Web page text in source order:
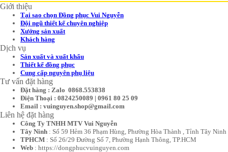
Giới thiệu
Tại sao chọn Đồng phục Vui Nguyễn
Đội ngũ thiết kế chuyên nghiệp
Xưởng sản xuất
Khách hàng
Dịch vụ
Sản xuất và xuất khẩu
Thiết kế đồng phục
Cung cấp nguyên phụ liệu
Tư vấn đặt hàng
Đặt hàng : Zalo 0868.553838
Điện Thoại : 0824250089 | 0961 80 25 09
Email : vuinguyen.shop@gmail.com
Liên hệ đặt hàng
Công Ty TNHH MTV Vui Nguyễn
Tây Ninh : Số 59 Hẻm 36 Phạm Hùng, Phường Hòa Thành , Tỉnh Tây Ninh
TPHCM : Số 26/29 Đường Số 7, Phường Hạnh Thông, TP.HCM
Web : https://dongphucvuinguyen.com